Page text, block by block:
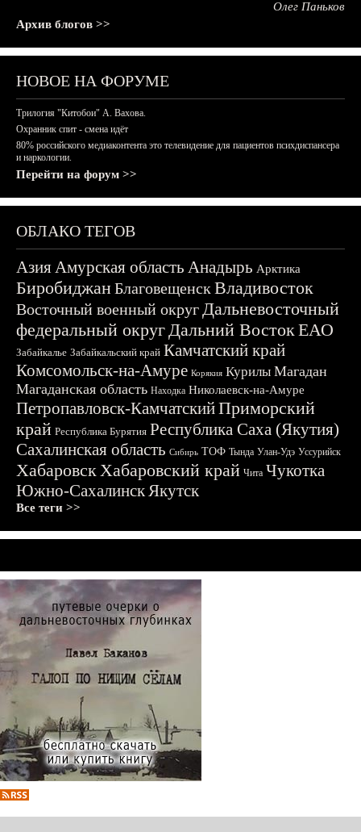
Олег Паньков
Архив блогов >>
НОВОЕ НА ФОРУМЕ
Трилогия "Китобои" А. Вахова.
Охранник спит - смена идёт
80% российского медиаконтента это телевидение для пациентов психдиспансера
и наркологии.
Перейти на форум >>
ОБЛАКО ТЕГОВ
АзияАмурская область Анадырь Арктика
БиробиджанБлаговещенскВладивосток
Восточный военный округДальневосточный
федеральный округДальний ВостокЕАО
Забайкалье Забайкальский край Камчатский край
Комсомольск-на-Амуре Корякия Курилы Магадан
Магаданская область Находка Николаевск-на-Амуре
Петропавловск-КамчатскийПриморский
край Республика Бурятия Республика Саха (Якутия)
Сахалинская область Сибирь ТОФ Тында Улан-Удэ Уссурийск
ХабаровскХабаровский край Чита Чукотка
Южно-СахалинскЯкутск
Все теги >>